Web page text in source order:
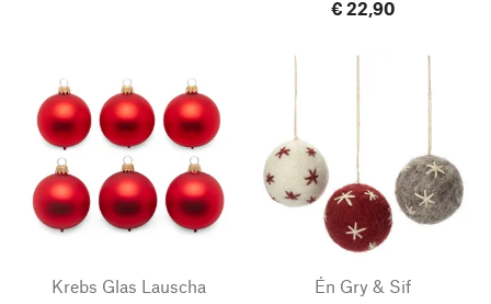
€ 22,90
Krebs Glas Lauscha
Én Gry & Sif